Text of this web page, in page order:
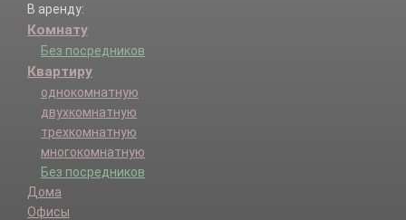
В аренду:
Комнату
Без посредников
Квартиру
однокомнатную
двухкомнатную
трехкомнатную
многокомнатную
Без посредников
Дома
Офисы